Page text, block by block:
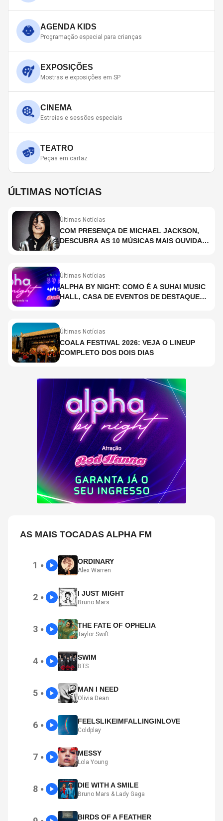
AGENDA KIDS
Programação especial para crianças
EXPOSIÇÕES
Mostras e exposições em SP
CINEMA
Estreias e sessões especiais
TEATRO
Peças em cartaz
ÚLTIMAS NOTÍCIAS
Últimas Notícias
COM PRESENÇA DE MICHAEL JACKSON,
DESCUBRA AS 10 MÚSICAS MAIS OUVIDAS
Últimas Notícias
ALPHA BY NIGHT: COMO É A SUHAI MUSIC
HALL, CASA DE EVENTOS DE DESTAQUE
Últimas Notícias
COALA FESTIVAL 2026: VEJA O LINEUP
COMPLETO DOS DOIS DIAS
AS MAIS TOCADAS ALPHA FM
1 ● ORDINARY
Alex Warren
2 ● I JUST MIGHT
Bruno Mars
3 ● THE FATE OF OPHELIA
Taylor Swift
4 ● SWIM
BTS
5 ● MAN I NEED
Olivia Dean
6 ● FEELSLIKEIMFALLINGINLOVE
Coldplay
7 ● MESSY
Lola Young
8 ● DIE WITH A SMILE
Bruno Mars & Lady Gaga
BIRDS OF A FEATHER